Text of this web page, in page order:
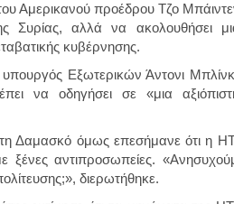
Αμερικανού προέδρου Τζο
Συρίας, αλλά να ακολουθήσει
κυβέρνησης.
Εξωτερικών Άντονι
να οδηγήσει σε «μια
Δαμασκό όμως επεσήμανε ότι η
ξένες αντιπροσωπείες.
διερωτήθηκε.